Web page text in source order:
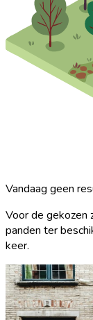
Vandaag geen
Voor de gekozen
panden ter
keer.